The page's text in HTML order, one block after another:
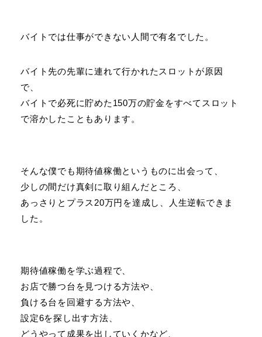
バイトでは仕事ができない人間で有名でした。
バイト先の先輩に連れて行かれたスロットが原因
で、
バイトで必死に貯めた150万の貯金をすべてスロット
で溶かしたこともあります。
そんな僕でも期待値稼働というものに出会って、
少しの間だけ真剣に取り組んだところ、
あっさりとプラス20万円を達成し、人生逆転できま
した。
期待値稼働を学ぶ過程で、
お店で勝つ台を見つける方法や、
負ける台を回避する方法や、
設定6を探し出す方法、
どうやって成果を出していくかなど、